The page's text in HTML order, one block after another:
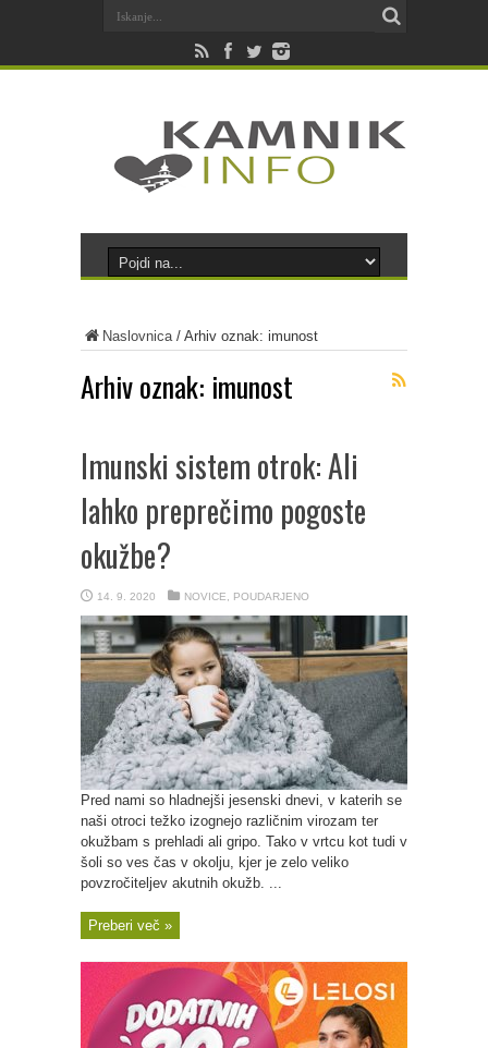
Naslovnica/ Arhiv oznak: imunost
Arhiv oznak: imunost
Imunski sistem otrok: Ali
lahko preprečimo pogoste
okužbe?
14. 9. 2020 NOVICE POUDARJENO
Pred nami so hladnejši jesenski dnevi, v katerih se
naši otroci težko izognejo različnim virozam ter
okužbam s prehladi ali gripo. Tako v vrtcu kot tudi v
šoli so ves čas v okolju, kjer je zelo veliko
povzročiteljev akutnih okužb. ...
Preberi več »